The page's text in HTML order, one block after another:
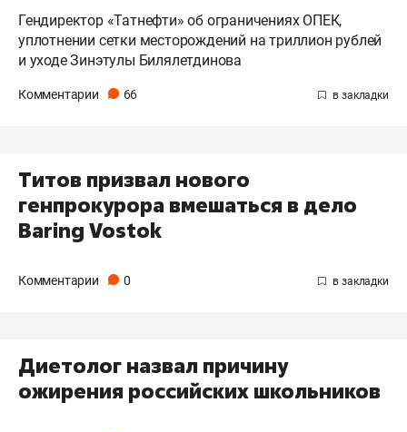
Гендиректор «Татнефти» об ограничениях ОПЕК,
уплотнении сетки месторождений на триллион рублей
и уходе Зинэтулы Билялетдинова
Комментарии 66
Титов призвал нового
генпрокурора вмешаться в дело
Baring Vostok
Комментарии 0
Диетолог назвал причину
ожирения российских школьников